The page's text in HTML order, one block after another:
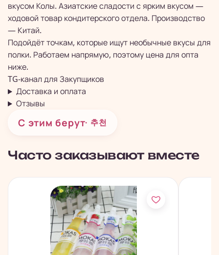
вкусом Колы. Азиатские сладости с ярким вкусом —
ходовой товар кондитерского отдела. Производство
— Китай.
Подойдёт точкам, которые ищут необычные вкусы для
полки. Работаем напрямую, поэтому цена для опта
ниже.
TG-канал для Закупщиков
Доставка и оплата
Отзывы
С этим берут· 추천
Часто заказывают вместе